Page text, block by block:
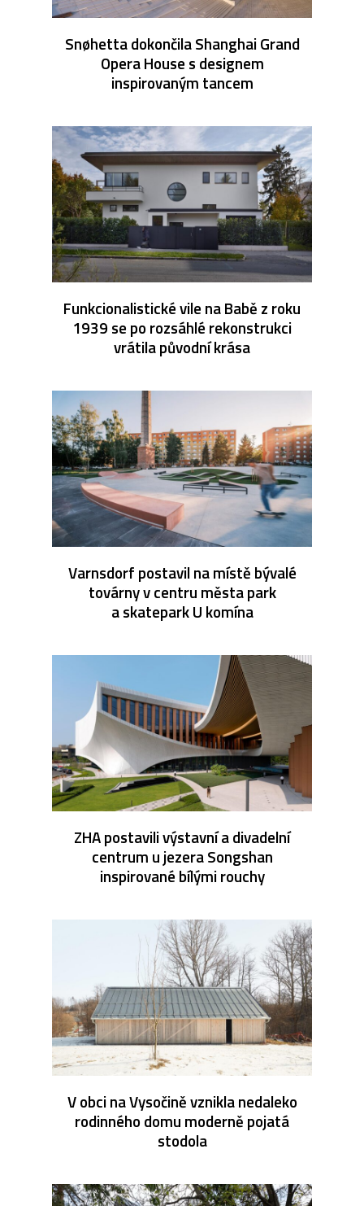
Snøhetta dokončila Shanghai Grand
Opera House s designem
inspirovaným tancem
Funkcionalistické vile na Babě z roku
1939 se po rozsáhlé rekonstrukci
vrátila původní krása
Varnsdorf postavil na místě bývalé
továrny v centru města park
a skatepark U komína
ZHA postavili výstavní a divadelní
centrum u jezera Songshan
inspirované bílými rouchy
V obci na Vysočině vznikla nedaleko
rodinného domu moderně pojatá
stodola